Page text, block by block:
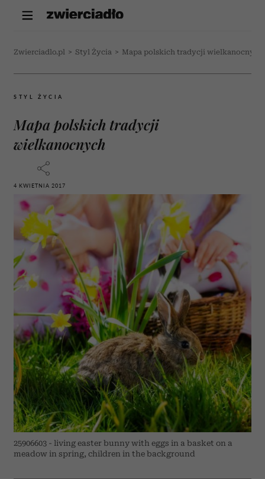
Zwierciadlo.pl > Styl Życia > Mapa polskich tradycji wielkanocnych
STYL ŻYCIA
Mapa polskich tradycji
wielkanocnych
4 KWIETNIA 2017
25906603 - living easter bunny with eggs in a basket on a
meadow in spring, children in the background